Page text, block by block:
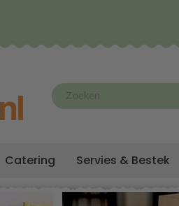
Catering Servies & Bestek